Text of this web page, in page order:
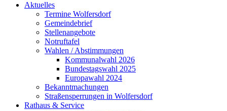
Aktuelles
Termine Wolfersdorf
Gemeindebrief
Stellenangebote
Notruftafel
Wahlen / Abstimmungen
Kommunalwahl 2026
Bundestagswahl 2025
Europawahl 2024
Bekanntmachungen
Straßensperrungen in Wolfersdorf
Rathaus & Service